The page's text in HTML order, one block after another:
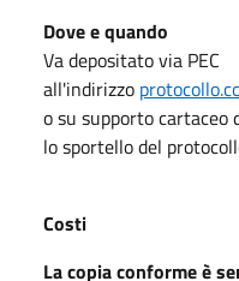
Dove e quando
Va depositato via PEC
all'indirizzo
o su supporto cartaceo
lo sportello del
Costi
La copia conforme è